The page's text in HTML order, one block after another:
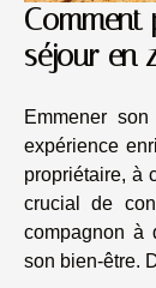
Comment
séjour en
Emmener
expérience
propriétaire, à
crucial de
compagnon à
son bien-être.